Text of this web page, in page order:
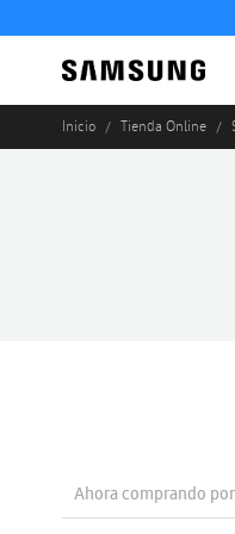
Inicio Tienda Online
Ahora comprando por